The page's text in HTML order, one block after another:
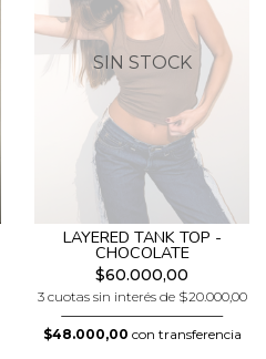
SIN STOCK
LAYERED TANK TOP -
CHOCOLATE
$60.000,00
3 cuotas sin interés de $20.000,00
$48.000,00 con transferencia